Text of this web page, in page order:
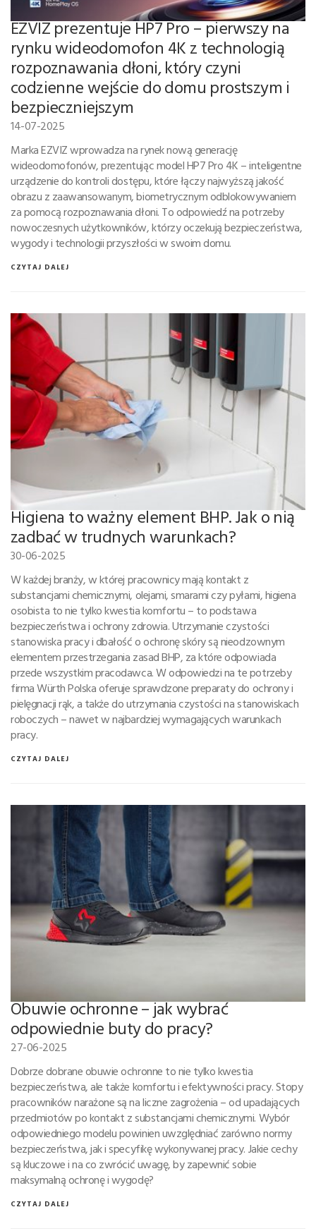
EZVIZ prezentuje HP7 Pro – pierwszy na
rynku wideodomofon 4K z technologią
rozpoznawania dłoni, który czyni
codzienne wejście do domu prostszym i
bezpieczniejszym
14-07-2025
Marka EZVIZ wprowadza na rynek nową generację
wideodomofonów, prezentując model HP7 Pro 4K – inteligentne
urządzenie do kontroli dostępu, które łączy najwyższą jakość
obrazu z zaawansowanym, biometrycznym odblokowywaniem
za pomocą rozpoznawania dłoni. To odpowiedź na potrzeby
nowoczesnych użytkowników, którzy oczekują bezpieczeństwa,
wygody i technologii przyszłości w swoim domu.
CZYTAJ DALEJ
Higiena to ważny element BHP. Jak o nią
zadbać w trudnych warunkach?
30-06-2025
W każdej branży, w której pracownicy mają kontakt z
substancjami chemicznymi, olejami, smarami czy pyłami, higiena
osobista to nie tylko kwestia komfortu – to podstawa
bezpieczeństwa i ochrony zdrowia. Utrzymanie czystości
stanowiska pracy i dbałość o ochronę skóry są nieodzownym
elementem przestrzegania zasad BHP, za które odpowiada
przede wszystkim pracodawca. W odpowiedzi na te potrzeby
firma Würth Polska oferuje sprawdzone preparaty do ochrony i
pielęgnacji rąk, a także do utrzymania czystości na stanowiskach
roboczych – nawet w najbardziej wymagających warunkach
pracy.
CZYTAJ DALEJ
Obuwie ochronne – jak wybrać
odpowiednie buty do pracy?
27-06-2025
Dobrze dobrane obuwie ochronne to nie tylko kwestia
bezpieczeństwa, ale także komfortu i efektywności pracy. Stopy
pracowników narażone są na liczne zagrożenia – od upadających
przedmiotów po kontakt z substancjami chemicznymi. Wybór
odpowiedniego modelu powinien uwzględniać zarówno normy
bezpieczeństwa, jak i specyfikę wykonywanej pracy. Jakie cechy
są kluczowe i na co zwrócić uwagę, by zapewnić sobie
maksymalną ochronę i wygodę?
CZYTAJ DALEJ